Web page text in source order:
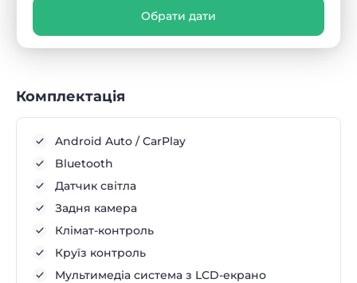
Обрати дати
Комплектація
Android Auto / CarPlay
Bluetooth
Датчик світла
Задня камера
Клімат-контроль
Круїз контроль
Мультимедіа система з LCD-екрано